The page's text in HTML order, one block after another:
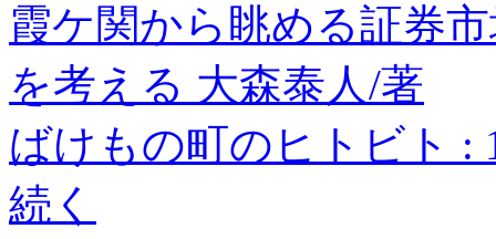
霞ケ関から眺める証券
を考える 大森泰人/著
ばけもの町のヒトビト :
続く